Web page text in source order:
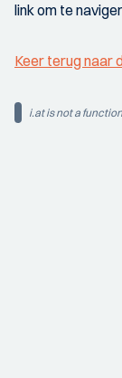
link om te
Keer terug naar
i.at is not a function